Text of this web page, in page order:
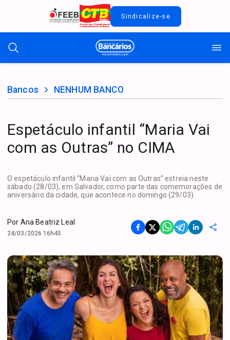
Sindicalize-se
Bancos NENHUM BANCO
Espetáculo infantil “Maria Vai
com as Outras” no CIMA
O espetáculo infantil “Maria Vai com as Outras” estreia neste
sábado (28/03), em Salvador, como parte das comemorações de
aniversário da cidade, que acontece no domingo (29/03).
Por Ana Beatriz Leal
24/03/2026 16h45